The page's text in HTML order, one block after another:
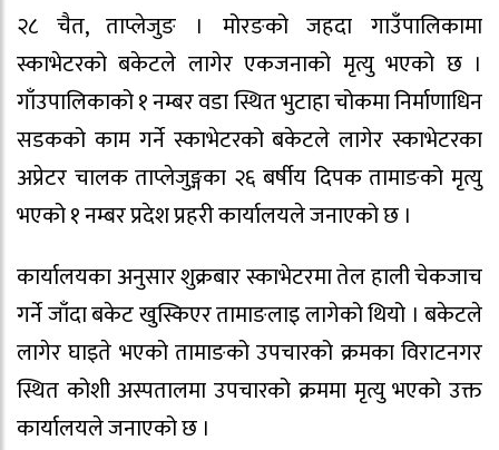
२८ चैत, ताप्लेजुङ । मोरङको जहदा गाउँपालिकामा
स्काभेटरको बकेटले लागेर एकजनाको मृत्यु भएको छ ।
गाँउपालिकाको १ नम्बर वडा स्थित भुटाहा चोकमा निर्माणाधिन
सडकको काम गर्ने स्काभेटरको बकेटले लागेर स्काभेटरका
अप्रेटर चालक ताप्लेजुङ्गका २६ बर्षीय दिपक तामाङको मृत्यु
भएको १ नम्बर प्रदेश प्रहरी कार्यालयले जनाएको छ ।
कार्यालयका अनुसार शुक्रबार स्काभेटरमा तेल हाली चेकजाच
गर्ने जाँदा बकेट खुस्किएर तामाङलाइ लागेको थियो । बकेटले
लागेर घाइते भएको तामाङको उपचारको क्रमका विराटनगर
स्थित कोशी अस्पतालमा उपचारको क्रममा मृत्यु भएको उक्त
कार्यालयले जनाएको छ ।